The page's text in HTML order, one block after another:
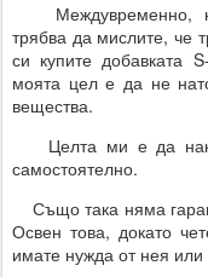
Междувременно,
трябва да мислите, че
си купите добавката
моята цел е да не
вещества.
Целта ми е да
самостоятелно.
Също така няма
Освен това, докато
имате нужда от нея или